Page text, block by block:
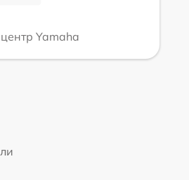
Yamaha